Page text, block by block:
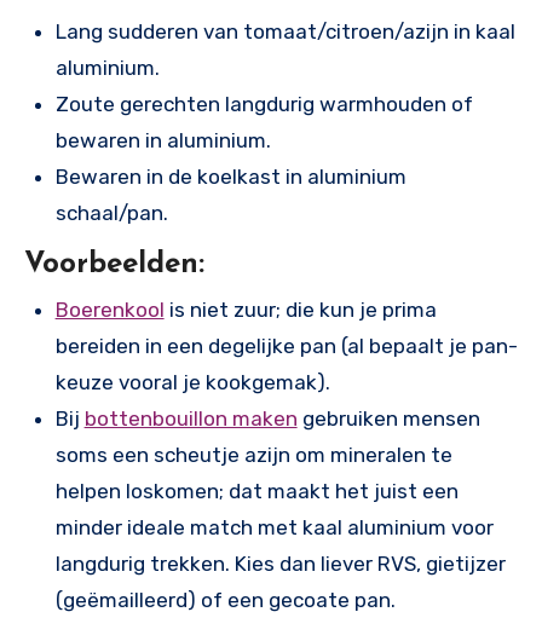
Lang sudderen van tomaat/citroen/azijn in kaal
aluminium.
Zoute gerechten langdurig warmhouden of
bewaren in aluminium.
Bewaren in de koelkast in aluminium
schaal/pan.
Voorbeelden:
Boerenkool is niet zuur; die kun je prima
bereiden in een degelijke pan (al bepaalt je pan-
keuze vooral je kookgemak).
Bij bottenbouillon maken gebruiken mensen
soms een scheutje azijn om mineralen te
helpen loskomen; dat maakt het juist een
minder ideale match met kaal aluminium voor
langdurig trekken. Kies dan liever RVS, gietijzer
(geëmailleerd) of een gecoate pan.